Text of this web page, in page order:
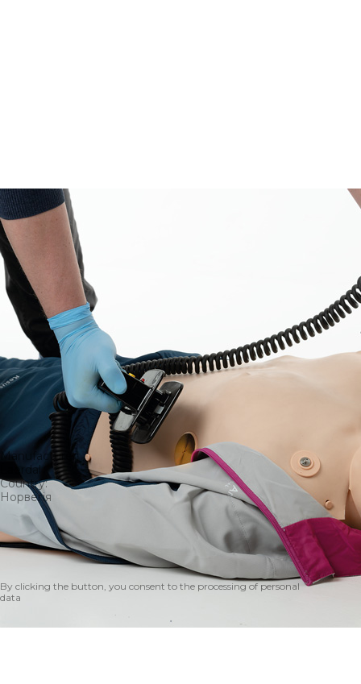
Замовлення на товар
Залиште заявку на товар, щоб ми проконсультували вас та
допомогли з вибором
Laerdal Resusci Anne Advanced Simulator
Manufacturer:
Laerdal
Country:
Норвегія
Ім’я*
Телефон*
Відправити
By clicking the button, you consent to the processing of personal
data